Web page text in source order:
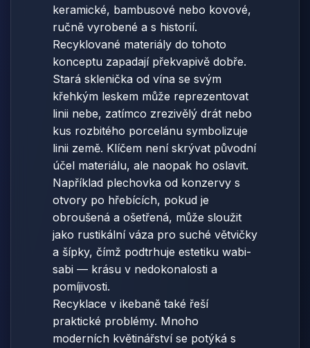
keramické, bambusové nebo kovové,
ručně vyrobené a s historií.
Recyklované materiály do tohoto
konceptu zapadají překvapivě dobře.
Stará sklenička od vína se svým
křehkým leskem může reprezentovat
linii nebe, zatímco zrezivělý drát nebo
kus rozbitého porcelánu symbolizuje
linii země. Klíčem není skrývat původní
účel materiálu, ale naopak ho oslavit.
Například plechovka od konzervy s
otvory po hřebících, pokud je
obroušená a ošetřená, může sloužit
jako rustikální váza pro suché větvičky
a šípky, čímž podtrhuje estetiku wabi-
sabi — krásu v nedokonalosti a
pomíjivosti.
Recyklace v ikebaně také řeší
praktické problémy. Mnoho
moderních květinářství se potýká s